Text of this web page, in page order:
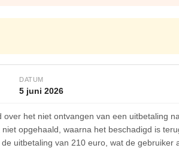
DATUM
5 juni 2026
het niet ontvangen van een uitbetaling
opgehaald, waarna het beschadigd is
uitbetaling van 210 euro, wat de gebruiker